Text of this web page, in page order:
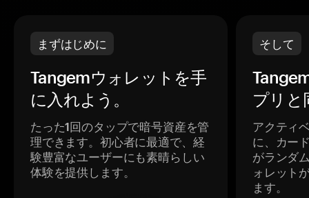
まずはじめに
Tangemウォレットを手
に入れよう。
たった1回のタップで暗号資産を管
理できます。初心者に最適で、経
験豊富なユーザーにも素晴らしい
体験を提供します。
そして
プリと
アクティ
に、カー
がランダ
ォレット
ます。